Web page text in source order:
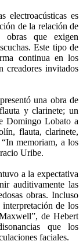
electroacústicas es
de la relación de
que exigen
Este tipo de
continua en los
creadores invitados
una obra de
y clarinete; un
Domingo Lobato a
flauta, clarinete,
memoriam, a los
Uribe.
a la expectativa
auditivamente las
obras. Incluso
de los
de Hebert
que los
faciales.